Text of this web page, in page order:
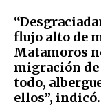
flujo alto de
Matamoros
migración de
todo,
ellos”, indicó.